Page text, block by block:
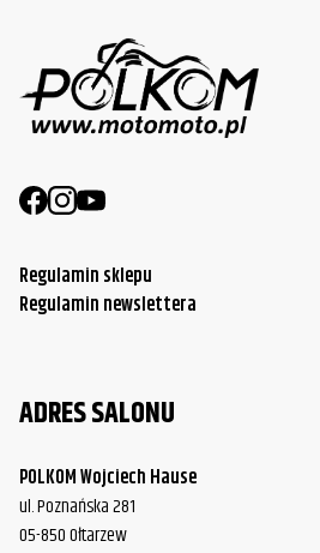
Regulamin sklepu
Regulamin newslettera
ADRES SALONU
POLKOM Wojciech Hause
ul. Poznańska 281
05-850 Ołtarzew